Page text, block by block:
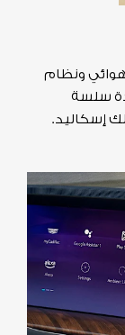
ونظام
سلسة
إسكاليد.